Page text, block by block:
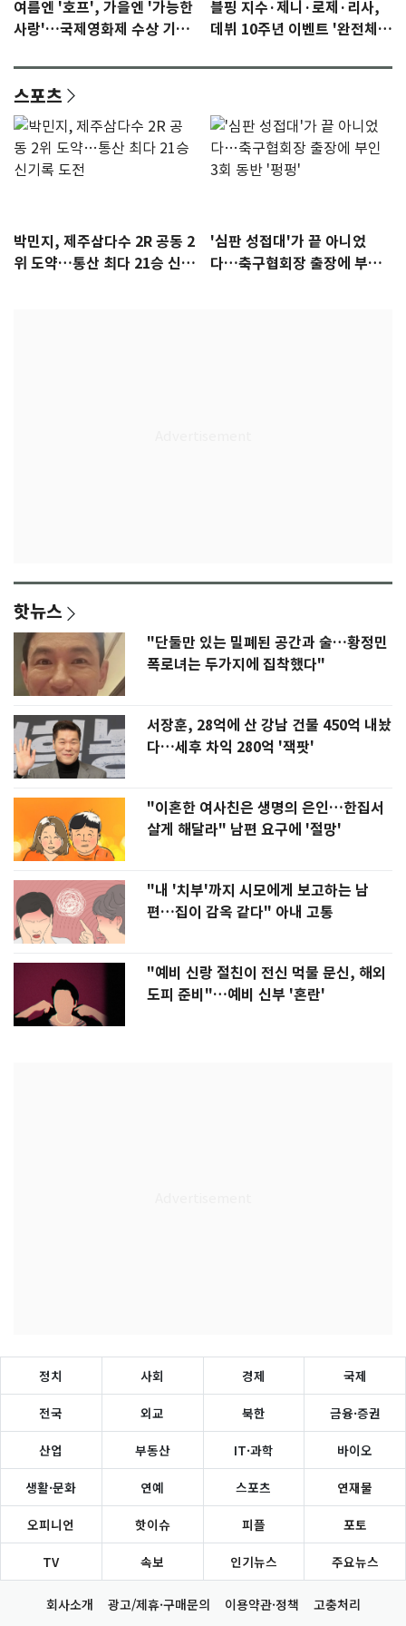
여름엔 '호프', 가을엔 '가능한
사랑'…국제영화제 수상 기대
블핑 지수·제니·로제·리사,
데뷔 10주년 이벤트 '완전체'
스포츠
박민지, 제주삼다수 2R 공동 2
위 도약…통산 최다 21승 신기
'심판 성접대'가 끝 아니었
다…축구협회장 출장에 부인
핫뉴스
"단둘만 있는 밀폐된 공간과 술…황정민
폭로녀는 두가지에 집착했다"
서장훈, 28억에 산 강남 건물 450억 내놨
다…세후 차익 280억 '잭팟'
"이혼한 여사친은 생명의 은인…한집서
살게 해달라" 남편 요구에 '절망'
"내 '치부'까지 시모에게 보고하는 남
편…집이 감옥 같다" 아내 고통
"예비 신랑 절친이 전신 먹물 문신, 해외
도피 준비"…예비 신부 '혼란'
정치 사회 경제 국제
전국 외교 북한 금융·증권
산업 부동산 IT·과학 바이오
생활·문화 연예 스포츠 연재물
오피니언 핫이슈 피플 포토
TV 속보 인기뉴스 주요뉴스
회사소개 광고/제휴·구매문의 이용약관·정책 고충처리